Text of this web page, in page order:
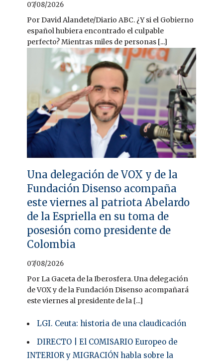
07/08/2026
Por David Alandete/Diario ABC. ¿Y si el Gobierno
español hubiera encontrado el culpable
perfecto? Mientras miles de personas [...]
Una delegación de VOX y de la
Fundación Disenso acompaña
este viernes al patriota Abelardo
de la Espriella en su toma de
posesión como presidente de
Colombia
07/08/2026
Por La Gaceta de la Iberosfera. Una delegación
de VOX y de la Fundación Disenso acompañará
este viernes al presidente de la [...]
LGI. Ceuta: historia de una claudicación
DIRECTO | El COMISARIO Europeo de
INTERIOR y MIGRACIÓN habla sobre la